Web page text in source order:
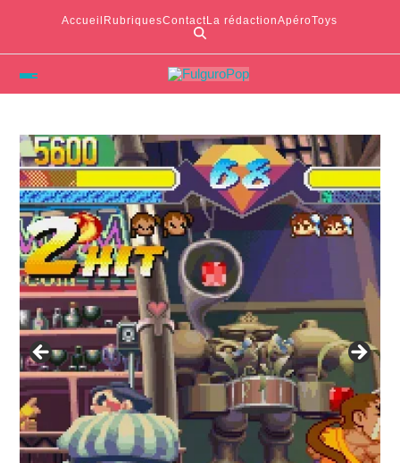
Accueil RubriquesContactLa rédactionApéroToys